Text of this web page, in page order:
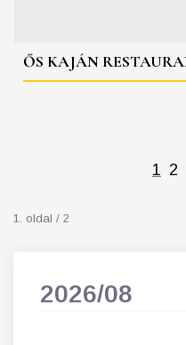
ŐS KAJÁN
1 2
1. oldal / 2
2026/08